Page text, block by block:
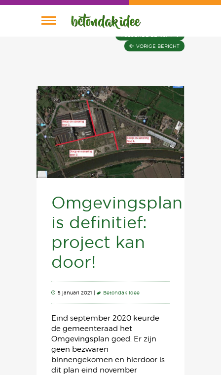
Wie is Wie
Plannen
Home
VORIGE BERICHT
Omgevingsplan
is definitief:
project kan
door!
5 januari 2021 | Betondak idee
Eind september 2020 keurde
de gemeenteraad het
Omgevingsplan goed. Er zijn
geen bezwaren
binnengekomen en hierdoor is
dit plan eind november